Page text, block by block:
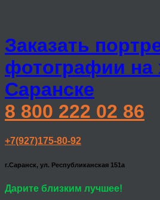
Заказать
фотографии на
Саранске
8 800 222 02 86
+7(927)175-80-92
г.Саранск, ул. Республиканская 151а
Дарите близким лучшее!